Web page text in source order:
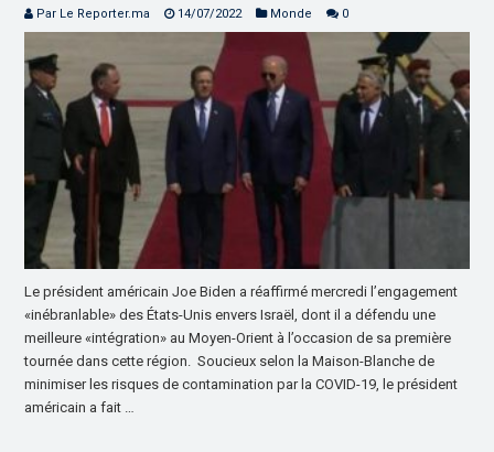
Par Le Reporter.ma 14/07/2022 Monde 0
Le président américain Joe Biden a réaffirmé mercredi l’engagement
«inébranlable» des États-Unis envers Israël, dont il a défendu une
meilleure «intégration» au Moyen-Orient à l’occasion de sa première
tournée dans cette région. Soucieux selon la Maison-Blanche de
minimiser les risques de contamination par la COVID-19, le président
américain a fait …